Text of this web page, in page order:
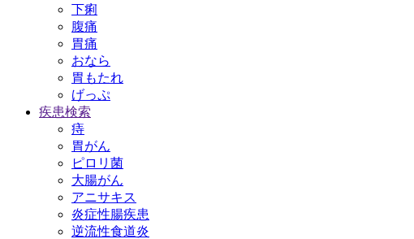
下痢
腹痛
胃痛
おなら
胃もたれ
げっぷ
疾患検索
痔
胃がん
ピロリ菌
大腸がん
アニサキス
炎症性腸疾患
逆流性食道炎